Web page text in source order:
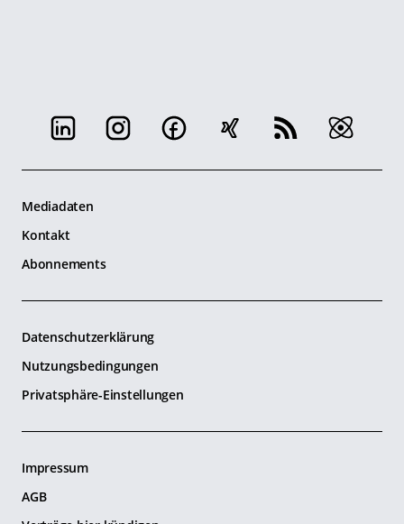
Mediadaten
Kontakt
Abonnements
Datenschutzerklärung
Nutzungsbedingungen
Privatsphäre-Einstellungen
Impressum
AGB